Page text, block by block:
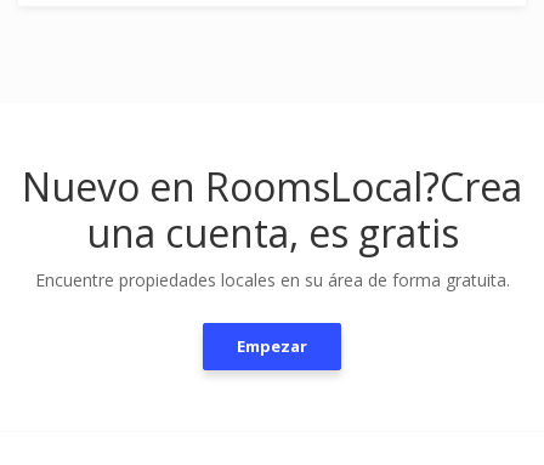
Nuevo en RoomsLocal?Crea
una cuenta, es gratis
Encuentre propiedades locales en su área de forma gratuita.
Empezar